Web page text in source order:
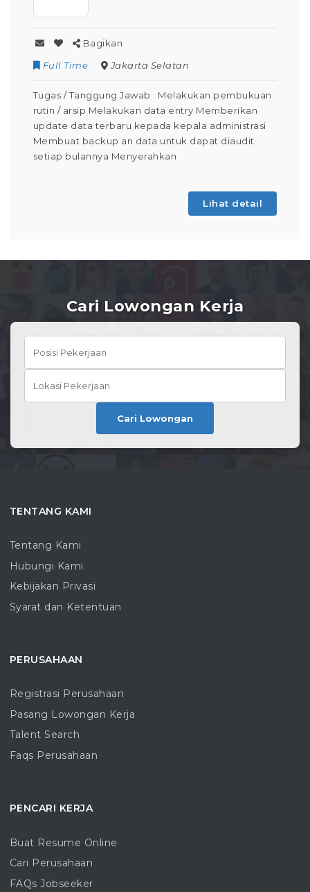
Bagikan
Full Time
Jakarta Selatan
Tugas / Tanggung Jawab : Melakukan pembukuan
rutin / arsip Melakukan data entry Memberikan
update data terbaru kepada kepala administrasi
Membuat backup an data untuk dapat diaudit
setiap bulannya Menyerahkan
Lihat detail
Cari Lowongan Kerja
Cari Lowongan
TENTANG KAMI
Tentang Kami
Hubungi Kami
Kebijakan Privasi
Syarat dan Ketentuan
PERUSAHAAN
Registrasi Perusahaan
Pasang Lowongan Kerja
Talent Search
Faqs Perusahaan
PENCARI KERJA
Buat Resume Online
Cari Perusahaan
FAQs Jobseeker